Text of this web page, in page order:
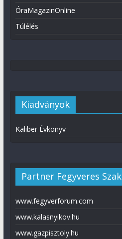
ÓraMagazinOnline
Túlélés
Kiadványok
Kaliber Évkönyv
Partner Fegyveres
www.fegyverforum.com
www.kalasnyikov.hu
www.gazpisztoly.hu